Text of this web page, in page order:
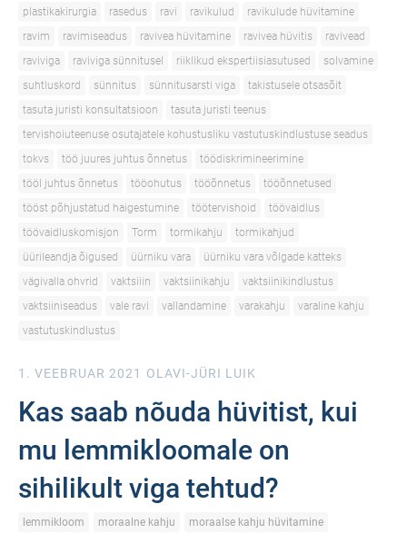
plastikakirurgia
rasedus ravi ravikulud
ravikulude hüvitamine
ravim
ravimiseadus ravivea hüvitamine ravivea hüvitis
ravivead
raviviga
raviviga sünnitusel riiklikud ekspertiisiasutused
solvamine
suhtluskord
sünnitus sünnitusarsti viga
takistusele otsasõit
tasuta juristi konsultatsioon
tasuta juristi teenus
tervishoiuteenuse osutajatele kohustusliku vastutuskindlustuse seadus
tokvs
töö juures juhtus õnnetus
töödiskrimineerimine
tööl juhtus õnnetus
tööohutus tööõnnetus
tööõnnetused
tööst põhjustatud haigestumine
töötervishoid
töövaidlus
töövaidluskomisjon
Torm tormikahju
tormikahjud
üürileandja õigused
üürniku vara
üürniku vara võlgade katteks
vägivalla ohvrid
vaktsiiin vaktsiinikahju
vaktsiinikindlustus
vaktsiiniseadus
vale ravi vallandamine varakahju
varaline kahju
vastutuskindlustus
1. VEEBRUAR 2021 OLAVI-JÜRI LUIK
Kas saab nõuda hüvitist, kui
mu lemmikloomale on
sihilikult viga tehtud?
lemmikloom moraalne kahju
moraalse kahju hüvitamine